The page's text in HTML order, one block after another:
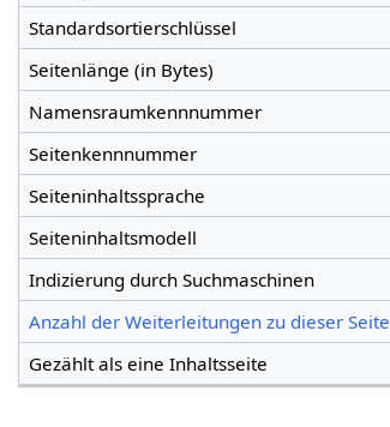
Standardsortierschlüssel
Seitenlänge (in Bytes)
Namensraumkennnummer
Seitenkennnummer
Seiteninhaltssprache
Seiteninhaltsmodell
Indizierung durch Suchmaschinen
Anzahl der Weiterleitungen zu dieser Seite
Gezählt als eine Inhaltsseite